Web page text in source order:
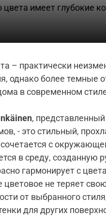
имеет глубокие
– практически
однако более темные
в современном
,
- это стильный,
с
в среду, созданную
гармонирует с
цветовое не теряет
от выбранного
для других